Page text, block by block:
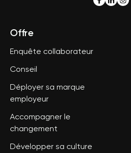
Offre
Enquête collaborateur
Conseil
Déployer sa marque
employeur
Accompagner le
changement
Développer sa culture